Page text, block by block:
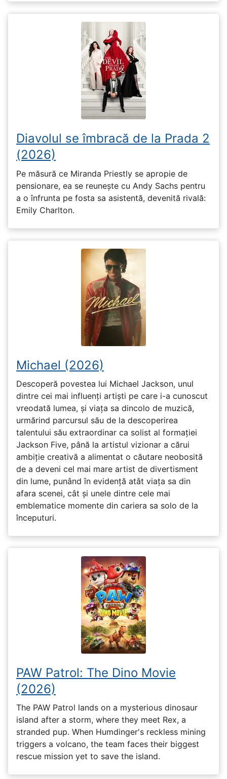
Diavolul se îmbracă de la Prada 2
(2026)
Pe măsură ce Miranda Priestly se apropie de
pensionare, ea se reunește cu Andy Sachs pentru
a o înfrunta pe fosta sa asistentă, devenită rivală:
Emily Charlton.
Michael (2026)
Descoperă povestea lui Michael Jackson, unul
dintre cei mai influenți artiști pe care i-a cunoscut
vreodată lumea, și viața sa dincolo de muzică,
urmărind parcursul său de la descoperirea
talentului său extraordinar ca solist al formației
Jackson Five, până la artistul vizionar a cărui
ambiție creativă a alimentat o căutare neobosită
de a deveni cel mai mare artist de divertisment
din lume, punând în evidență atât viața sa din
afara scenei, cât și unele dintre cele mai
emblematice momente din cariera sa solo de la
începuturi.
PAW Patrol: The Dino Movie
(2026)
The PAW Patrol lands on a mysterious dinosaur
island after a storm, where they meet Rex, a
stranded pup. When Humdinger's reckless mining
triggers a volcano, the team faces their biggest
rescue mission yet to save the island.